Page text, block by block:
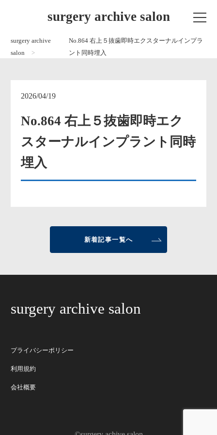
surgery archive salon
surgery archive
salon
No.864 右上５抜歯即時エクスターナルインプラ
ント同時埋入
2026/04/19
No.864 右上５抜歯即時エク
スターナルインプラント同時
埋入
新着記事一覧へ
surgery archive salon
プライバシーポリシー
利用規約
会社概要